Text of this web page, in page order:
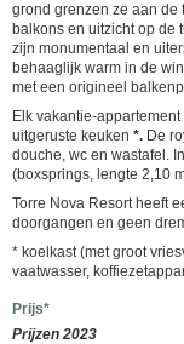
grond grenzen ze aan de
balkons en uitzicht op de
zijn monumentaal en
behaaglijk warm in de
met een origineel
Elk vakantie-
uitgeruste keuken *. De
douche, wc en wastafel.
(boxsprings, lengte 2,10
Torre Nova Resort heeft
doorgangen en geen
* koelkast (met groot
vaatwasser,
Prijs*
Prijzen 2023